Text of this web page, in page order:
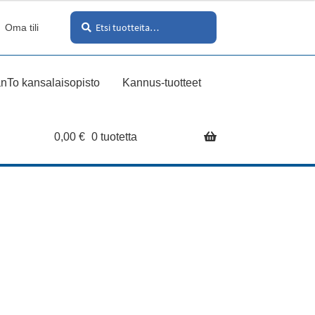
Oma tili
Etsi:
Haku
kansalaisopisto Kannus-tuotteet
0,00 € 0 tuotetta